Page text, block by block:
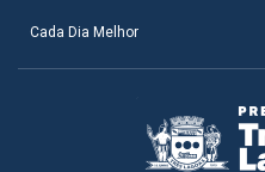
Cada Dia Melhor